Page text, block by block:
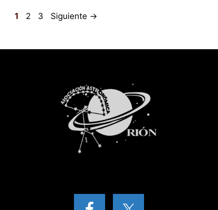
Página
1 Página
2 Página
3 Siguiente →